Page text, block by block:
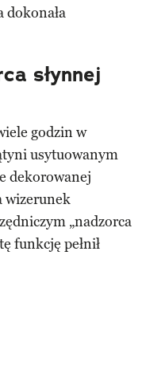
dokonała
słynnej
godzin w
usytuowanym
dekorowanej
wizerunek
„nadzorca
funkcję pełnił